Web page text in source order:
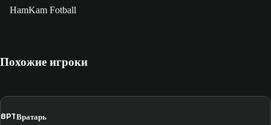
HamKam Fotball
Похожие игроки
ВРТВратарь